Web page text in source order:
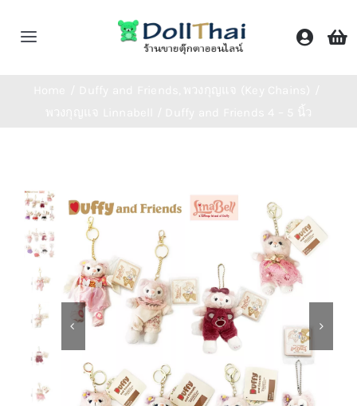
Toggle
หมวดหมู่
ติดต่อเรา
Shop Now!